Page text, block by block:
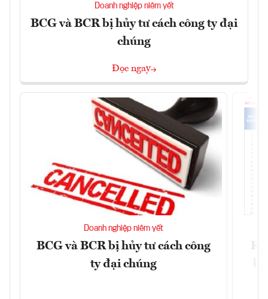
Doanh nghiệp niêm yết
BCG và BCR bị hủy tư cách công ty đại
chúng
Đọc ngay
Doanh nghiệp niêm yết
BCG và BCR bị hủy tư cách công
ty đại chúng